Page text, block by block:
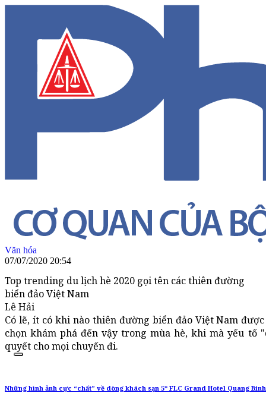
Văn hóa
07/07/2020 20:54
Top trending du lịch hè 2020 gọi tên các thiên đường
biển đảo Việt Nam
Lê Hải
Có lẽ, ít có khi nào thiên đường biển đảo Việt Nam
chọn khám phá đến vậy trong mùa hè, khi mà yếu
quyết cho mọi chuyến đi.
Những hình ảnh cực “chất” về dòng khách sạn 5* FLC Grand Hotel Quang Binh